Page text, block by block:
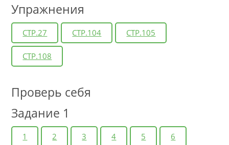
Упражнения
СТР.27 СТР.104 СТР.105
СТР.108
Проверь себя
Задание 1
1 2 3 4 5 6